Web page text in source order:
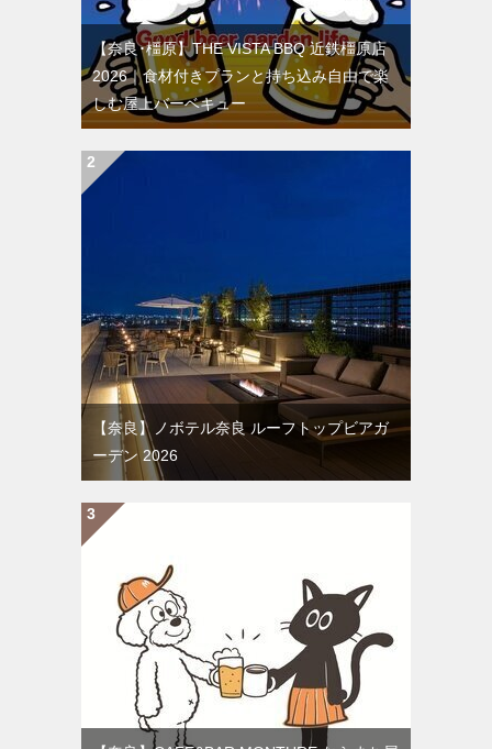
【奈良･橿原】THE VISTA BBQ 近鉄橿原店
2026｜食材付きプランと持ち込み自由で楽
しむ屋上バーベキュー
【奈良】ノボテル奈良 ルーフトップビアガ
ーデン 2026